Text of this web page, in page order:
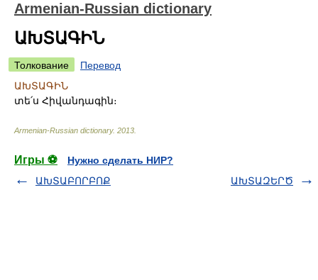
Armenian-Russian dictionary
ԱԽՏԱԳԻՆ
Толкование
Перевод
ԱԽՏԱԳԻՆ
տե՛ս Հիվանդագին։
Armenian-Russian dictionary. 2013
Игры ⚽
Нужно сделать НИР?
ԱԽՏԱԲՈՐԲՈՔ
ԱԽՏԱԶԵՐԾ